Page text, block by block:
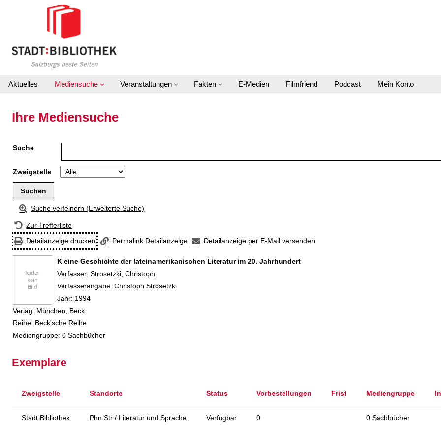
Zur Detailanzeige springen
Aktuelles Mediensuche Veranstaltungen Fakten E-Medien Filmfriend Podcast Mein Konto
Ihre Mediensuche
Suche
Zweigstelle
Suche verfeinern (Erweiterte Suche)
Zur Trefferliste
Detailanzeige drucken
Permalink Detailanzeige Detailanzeige per E-Mail versenden
Kleine Geschichte der lateinamerikanischen Literatur im 20. Jahrhundert
Verfasser: Suche nach diesem Verfasser
Strosetzki, Christoph
Verfasserangabe: Christoph Strosetzki
Jahr: 1994
Verlag: München, Beck
Reihe: Beck'sche Reihe
Mediengruppe: 0 Sachbücher
Exemplare
Zweigstelle Standorte Status Vorbestellungen Frist Mediengruppe
Stadt:Bibliothek Phn Str / Literatur und Sprache Verfügbar 0 0 Sachbücher